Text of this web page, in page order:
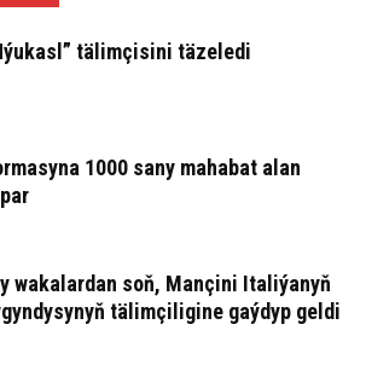
tälimçisini täzeledi
1000 sany mahabat alan
wakalardan soň, Mançini Italiýanyň
tälimçiligine gaýdyp geldi